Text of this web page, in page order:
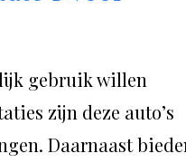
gebruik willen
zijn deze auto’s
Daarnaast